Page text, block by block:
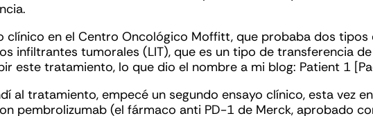
clínico en el Centro Oncológico Moffitt, que probaba dos tipos
infiltrantes tumorales (LIT), que es un tipo de transferencia
este tratamiento, lo que dio el nombre a mi blog: Patient 1
al tratamiento, empecé un segundo ensayo clínico, esta vez
pembrolizumab (el fármaco anti PD-1 de Merck, aprobado